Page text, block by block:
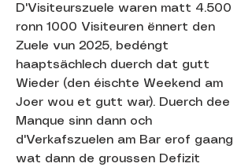
D'Visiteurszuele waren matt 4.500
ronn 1000 Visiteuren ënnert den
Zuele vun 2025, bedéngt
haaptsächlech duerch dat gutt
Wieder (den éischte Weekend am
Joer wou et gutt war). Duerch dee
Manque sinn dann och
d'Verkafszuelen am Bar erof gaang
wat dann de groussen Defizit